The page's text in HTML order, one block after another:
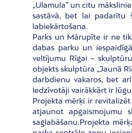
„Ulamula” un citu
sastāvā, bet lai padarītu
labiekārtošana.
Parks un Mārupīte ir ne
dabas parku un
veltījumu Rīgai –
objekts skulptūra „Jaunā
darbdienu vakaros, bet
Iedzīvotāji vairākkārt ir
Projekta mērķi ir
atjaunot apgaismojumu
saglabāšanu.Projekta